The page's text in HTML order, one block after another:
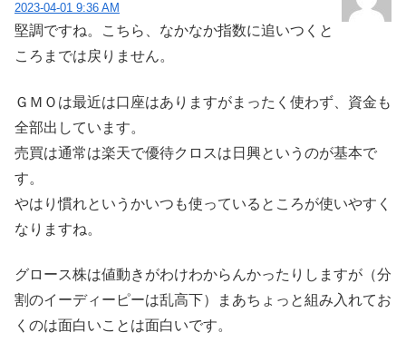
2023-04-01 9:36 AM
堅調ですね。こちら、なかなか指数に追いつくと
ころまでは戻りません。
ＧＭＯは最近は口座はありますがまったく使わず、資金も
全部出しています。
売買は通常は楽天で優待クロスは日興というのが基本で
す。
やはり慣れというかいつも使っているところが使いやすく
なりますね。
グロース株は値動きがわけわからんかったりしますが（分
割のイーディーピーは乱高下）まあちょっと組み入れてお
くのは面白いことは面白いです。